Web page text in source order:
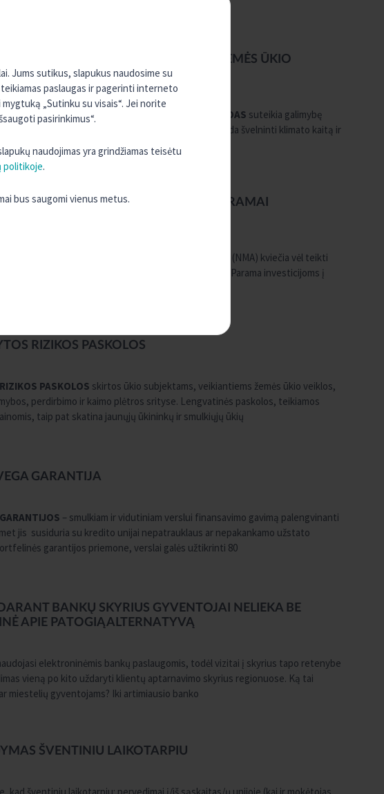
Jums sutikus, slapukus naudosime su
paslaugas ir pagerinti interneto
„Sutinku su visais“. Jei norite
pasirinkimus“.
naudojimas yra grindžiamas teisėtu
politikoje.
bus saugomi vienus metus.
ĮSKAITANT TVARIAS, Į ŽEMĖS ŪKIO
ĮSKAITANT TVARIAS, Į ŽEMĖS ŪKIO VALDAS suteikia galimybę
produktų gamybą, skatinant investicijas, kurios padeda švelninti klimato kaitą ir
gali būti skirtas ir atsinaujinančios energijos
PARAIŠKŲ TEIKIMO LAIKOTARPIS PARAMAI
iki 2024 m. spalio 18 d. Nacionalinė mokėjimo agentūra (NMA) kviečia vėl teikti
plėtros 2014-2020 metų programos (KPP) priemonių „Parama investicijoms į
RIZIKOS PASKOLOS
PASKOLOS skirtos ūkio subjektams, veikiantiems žemės ūkio veiklos,
perdirbimo ir kaimo plėtros srityse. Lengvatinės paskolos, teikiamos
taip pat skatina jaunųjų ūkininkų ir smulkiųjų ūkių
GARANTIJA
– smulkiam ir vidutiniam verslui finansavimo gavimą palengvinanti
jis susiduria su kredito unijai nepatrauklaus ar nepakankamo užstato
garantijos priemone, verslai galės užtikrinti 80
BANKŲ SKYRIUS GYVENTOJAI NELIEKA BE
APIE PATOGIĄ ALTERNATYVĄ
elektroninėmis bankų paslaugomis, todėl vizitai į skyrius tapo retenybe
vieną po kito uždaryti klientų aptarnavimo skyrius regionuose. Ką tai
miestelių gyventojams? Iki artimiausio banko
ŠVENTINIU LAIKOTARPIU